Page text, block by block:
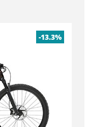
-13.3%